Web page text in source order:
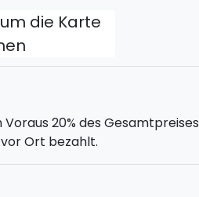
die Karte
20% des Gesamtpreises
Ort bezahlt.